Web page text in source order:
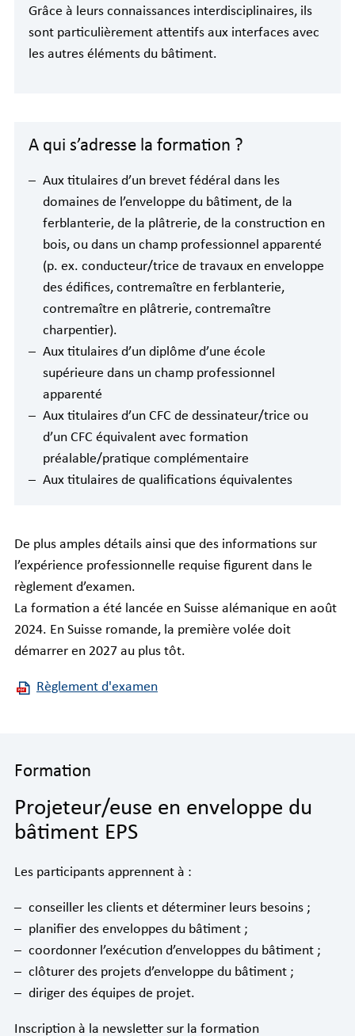
Grâce à leurs connaissances interdisciplinaires, ils
sont particulièrement attentifs aux interfaces avec
les autres éléments du bâtiment.
A qui s’adresse la formation ?
Aux titulaires d’un brevet fédéral dans les
domaines de l’enveloppe du bâtiment, de la
ferblanterie, de la plâtrerie, de la construction en
bois, ou dans un champ professionnel apparenté
(p. ex. conducteur/trice de travaux en enveloppe
des édifices, contremaître en ferblanterie,
contremaître en plâtrerie, contremaître
charpentier).
Aux titulaires d’un diplôme d’une école
supérieure dans un champ professionnel
apparenté
Aux titulaires d’un CFC de dessinateur/trice ou
d’un CFC équivalent avec formation
préalable/pratique complémentaire
Aux titulaires de qualifications équivalentes
De plus amples détails ainsi que des informations sur
l’expérience professionnelle requise figurent dans le
règlement d’examen.
La formation a été lancée en Suisse alémanique en août
2024. En Suisse romande, la première volée doit
démarrer en 2027 au plus tôt.
Règlement d'examen
Formation
Projeteur/euse en enveloppe du
bâtiment EPS
Les participants apprennent à :
conseiller les clients et déterminer leurs besoins ;
planifier des enveloppes du bâtiment ;
coordonner l’exécution d’enveloppes du bâtiment ;
clôturer des projets d’enveloppe du bâtiment ;
diriger des équipes de projet.
Inscription à la newsletter sur la formation